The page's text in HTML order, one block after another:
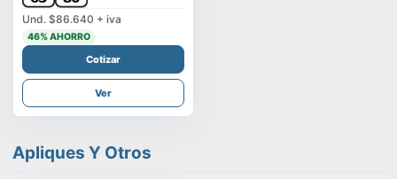
Und. $86.640 + iva
46% AHORRO
Cotizar
Ver
Apliques Y Otros